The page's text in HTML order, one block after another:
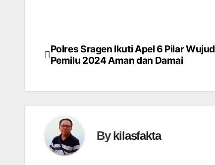
Navigasi
Polres Sragen Ikuti Apel 6 Pilar
Pemilu 2024 Aman dan Damai
Bykilasfakta